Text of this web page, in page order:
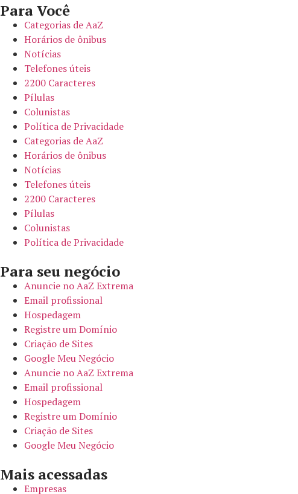
Para Você
Categorias de AaZ
Horários de ônibus
Notícias
Telefones úteis
2200 Caracteres
Pílulas
Colunistas
Política de Privacidade
Categorias de AaZ
Horários de ônibus
Notícias
Telefones úteis
2200 Caracteres
Pílulas
Colunistas
Política de Privacidade
Para seu negócio​
Anuncie no AaZ Extrema
Email profissional
Hospedagem
Registre um Domínio
Criação de Sites
Google Meu Negócio
Anuncie no AaZ Extrema
Email profissional
Hospedagem
Registre um Domínio
Criação de Sites
Google Meu Negócio
Mais acessadas
Empresas